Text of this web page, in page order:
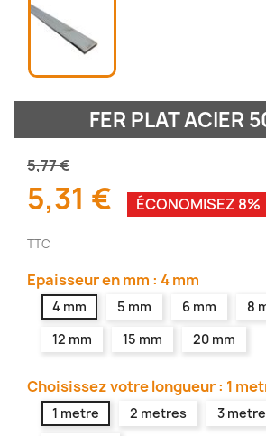
FER PLAT ACIER
5,77 €
5,31 € ÉCONOMISEZ 8%
TTC
Epaisseur en mm : 4 mm
4 mm 5 mm 6 mm 8
12 mm
15 mm 20 mm
Choisissez votre longueur : 1
1 metre 2 metres
3